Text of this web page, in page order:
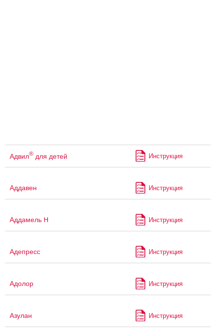
Адвил® для детей Инструкция
Аддавен Инструкция
Аддамель Н Инструкция
Адепресс Инструкция
Адолор Инструкция
Азулан Инструкция